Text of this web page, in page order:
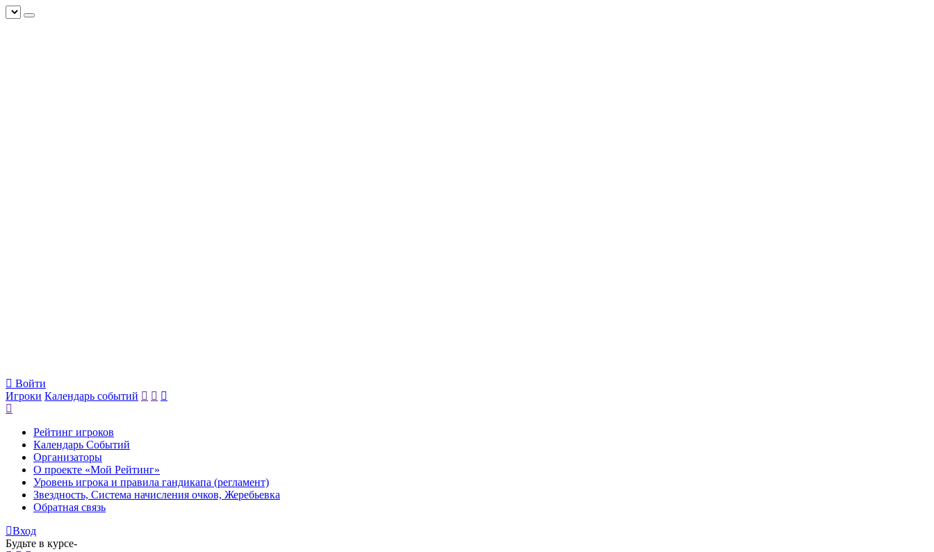
Войти
Игроки Календарь событий
Рейтинг игроков
Календарь Событий
Организаторы
О проекте «Мой Рейтинг»
Уровень игрока и правила гандикапа (регламент)
Звездность, Система начисления очков, Жеребьевка
Обратная связь
Вход
Будьте в курсе-